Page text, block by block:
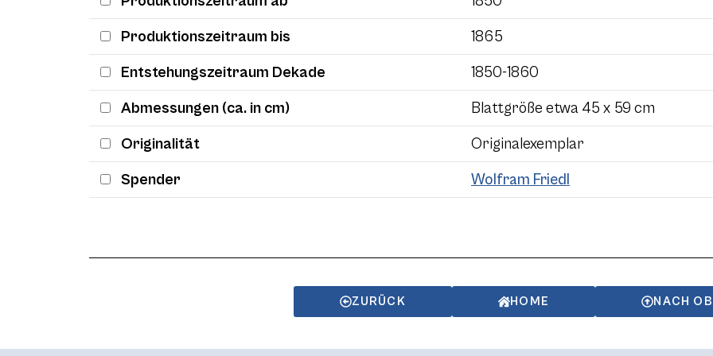
Produktionszeitraum bis 1865
Entstehungszeitraum Dekade 1850-1860
Abmessungen (ca. in cm) Blattgröße etwa 45 x 59 cm
Originalität Originalexemplar
Spender Wolfram Friedl
ZURÜCK HOME NACH